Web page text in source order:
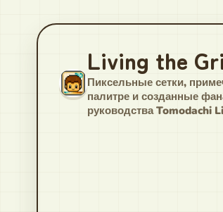
Living the
Пиксельные сетки,
палитре и созданные
руководства Tomodachi